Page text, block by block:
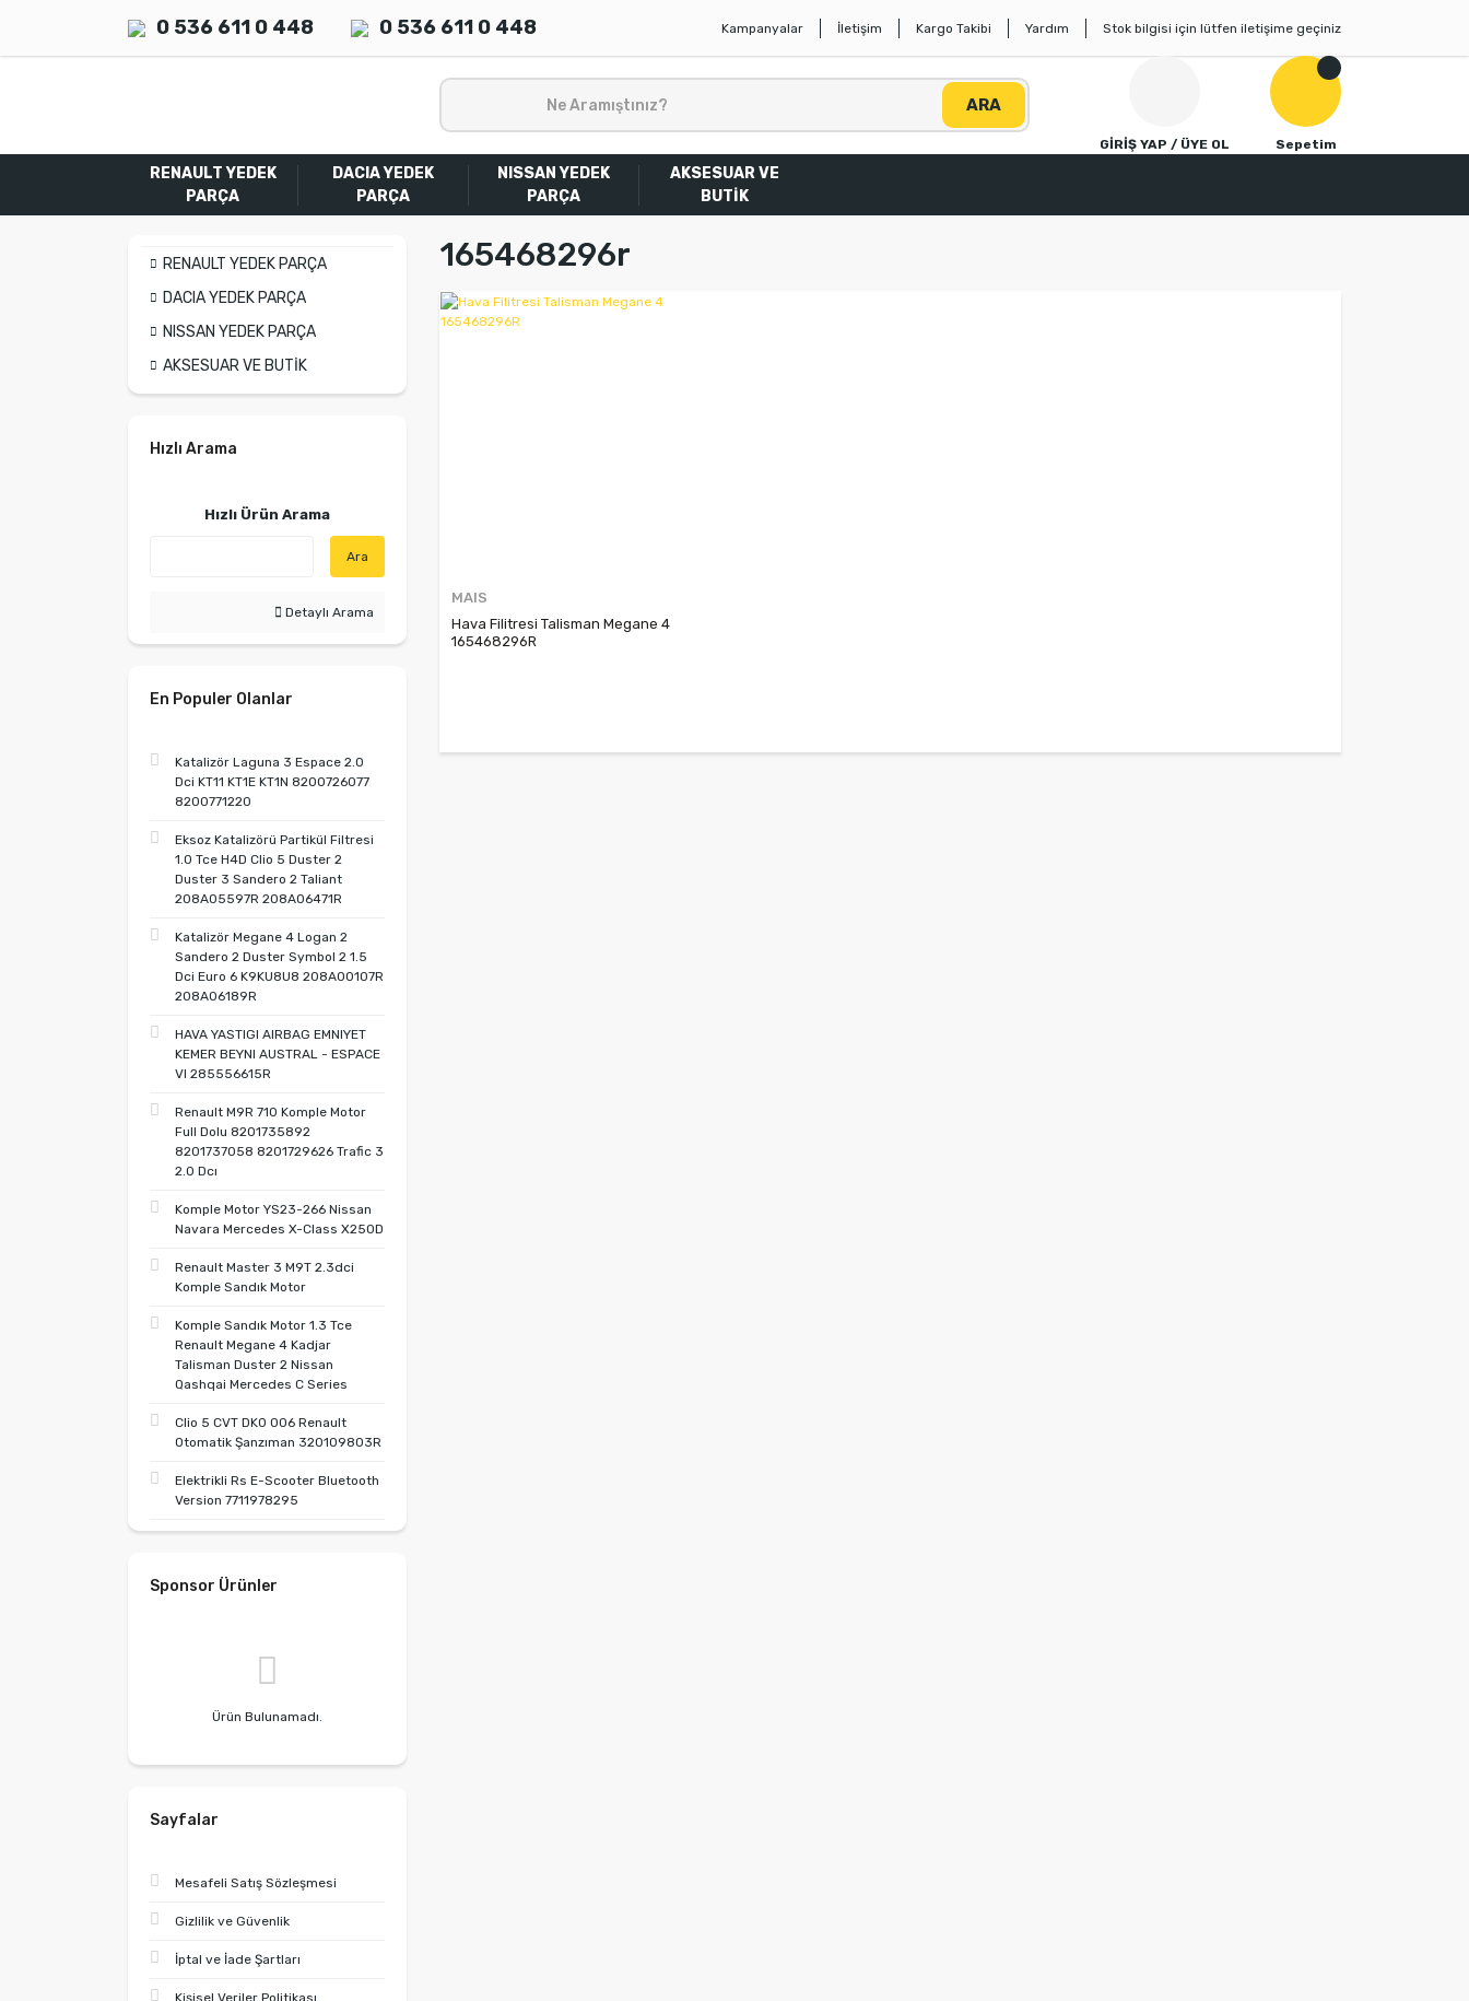
0 536 611 0 448 0 536 611 0 448 Kampanyalar İletişim Kargo Takibi Yardım Stok bilgisi için lütfen iletişime geçiniz
ARA
GİRİŞ YAP / ÜYE OL Sepetim
RENAULT YEDEK
PARÇA
DACIA YEDEK
PARÇA
NISSAN YEDEK
PARÇA
AKSESUAR VE
BUTİK
RENAULT YEDEK PARÇA
DACIA YEDEK PARÇA
NISSAN YEDEK PARÇA
AKSESUAR VE BUTİK
Hızlı Arama
Hızlı Ürün Arama
Ara
Detaylı Arama
En Populer Olanlar
Katalizör Laguna 3 Espace 2.0
Dci KT11 KT1E KT1N 8200726077
8200771220
Eksoz Katalizörü Partikül Filtresi
1.0 Tce H4D Clio 5 Duster 2
Duster 3 Sandero 2 Taliant
208A05597R 208A06471R
Katalizör Megane 4 Logan 2
Sandero 2 Duster Symbol 2 1.5
Dci Euro 6 K9KU8U8 208A00107R
208A06189R
HAVA YASTIGI AIRBAG EMNIYET
KEMER BEYNI AUSTRAL - ESPACE
VI 285556615R
Renault M9R 710 Komple Motor
Full Dolu 8201735892
8201737058 8201729626 Trafic 3
2.0 Dcı
Komple Motor YS23-266 Nissan
Navara Mercedes X-Class X250D
Renault Master 3 M9T 2.3dci
Komple Sandık Motor
Komple Sandık Motor 1.3 Tce
Renault Megane 4 Kadjar
Talisman Duster 2 Nissan
Qashqai Mercedes C Series
Clio 5 CVT DK0 006 Renault
Otomatik Şanzıman 320109803R
Elektrikli Rs E-Scooter Bluetooth
Version 7711978295
Sponsor Ürünler
Ürün Bulunamadı.
Sayfalar
Mesafeli Satış Sözleşmesi
Gizlilik ve Güvenlik
İptal ve İade Şartları
Kişisel Veriler Politikası
165468296r
MAIS
Hava Filitresi Talisman Megane 4
165468296R